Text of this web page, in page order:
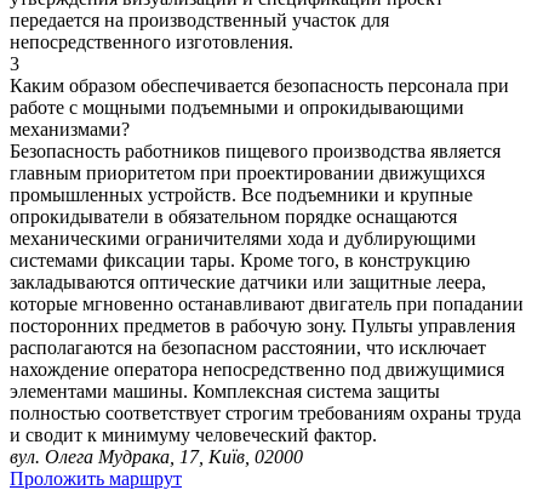
передается на производственный участок для
непосредственного изготовления.
3
Каким образом обеспечивается безопасность персонала при
работе с мощными подъемными и опрокидывающими
механизмами?
Безопасность работников пищевого производства является
главным приоритетом при проектировании движущихся
промышленных устройств. Все подъемники и крупные
опрокидыватели в обязательном порядке оснащаются
механическими ограничителями хода и дублирующими
системами фиксации тары. Кроме того, в конструкцию
закладываются оптические датчики или защитные леера,
которые мгновенно останавливают двигатель при попадании
посторонних предметов в рабочую зону. Пульты управления
располагаются на безопасном расстоянии, что исключает
нахождение оператора непосредственно под движущимися
элементами машины. Комплексная система защиты
полностью соответствует строгим требованиям охраны труда
и сводит к минимуму человеческий фактор.
вул. Олега Мудрака, 17, Київ, 02000
Проложить маршрут